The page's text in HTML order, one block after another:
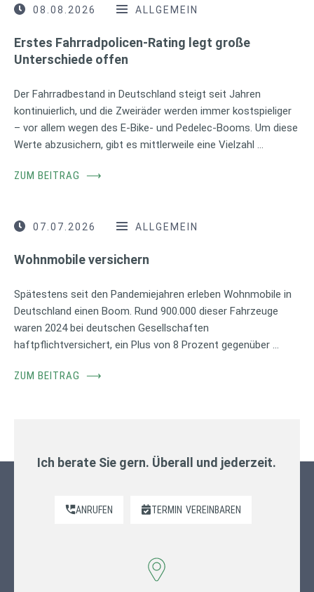
08.08.2026 ALLGEMEIN
Erstes Fahrradpolicen-Rating legt große
Unterschiede offen
Der Fahrradbestand in Deutschland steigt seit Jahren
kontinuierlich, und die Zweiräder werden immer kostspieliger
– vor allem wegen des E-Bike- und Pedelec-Booms. Um diese
Werte abzusichern, gibt es mittlerweile eine Vielzahl …
ZUM BEITRAG ⟶
07.07.2026 ALLGEMEIN
Wohnmobile versichern
Spätestens seit den Pandemiejahren erleben Wohnmobile in
Deutschland einen Boom. Rund 900.000 dieser Fahrzeuge
waren 2024 bei deutschen Gesellschaften
haftpflichtversichert, ein Plus von 8 Prozent gegenüber …
ZUM BEITRAG ⟶
Ich berate Sie gern. Überall und jederzeit.
ANRUFEN TERMIN VEREINBAREN